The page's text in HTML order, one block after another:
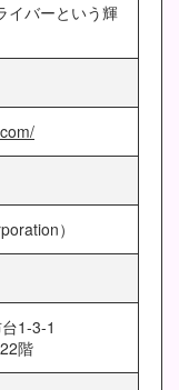
イバーという輝
）
1-3-1
階